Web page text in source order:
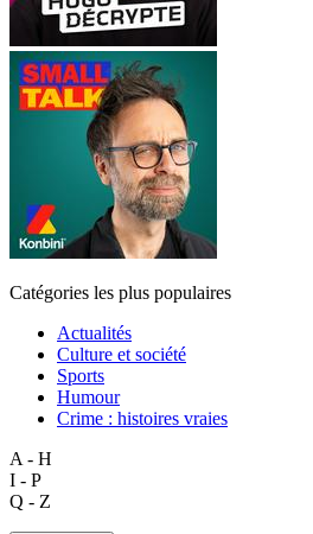
Catégories les plus populaires
Actualités
Culture et société
Sports
Humour
Crime : histoires vraies
A - H
I - P
Q - Z